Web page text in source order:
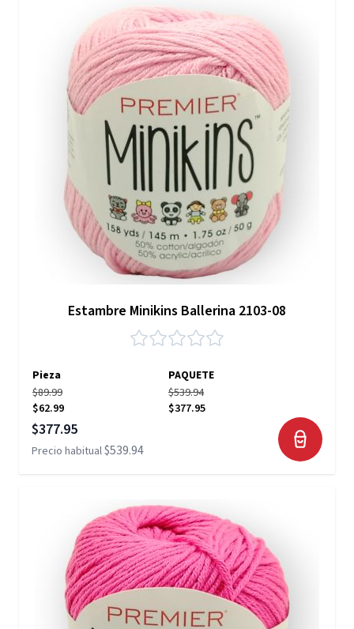
Estambre Minikins Ballerina 2103-08
Pieza
PAQUETE
$89.99
$62.99
$539.94
$377.95
Precio especial
$377.95
Precio habitual$539.94